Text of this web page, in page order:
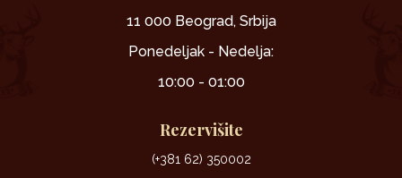
11 000 Beograd, Srbija
Ponedeljak - Nedelja:
10:00 - 01:00
Rezervišite
(+381 62) 350002